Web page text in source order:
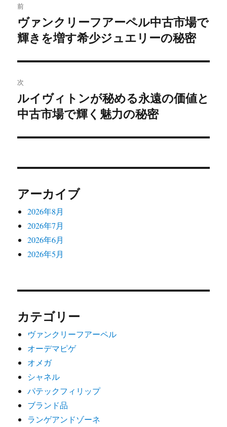
稿
ナ
ビ
ゲ
ー
シ
ン
前
前
の
稿:
ヴァンクリーフアーペル中古市場で
輝きを増す希少ジュエリーの秘密
次
次
の
稿:
ルイヴィトンが秘める永遠の価値と
中古市場で輝く魅力の秘密
アーカイブ
2026年8月
2026年7月
2026年6月
2026年5月
カテゴリー
ヴァンクリーフアーペル
オーデマピゲ
オメガ
シャネル
パテックフィリップ
ブランド品
ランゲアンドゾーネ